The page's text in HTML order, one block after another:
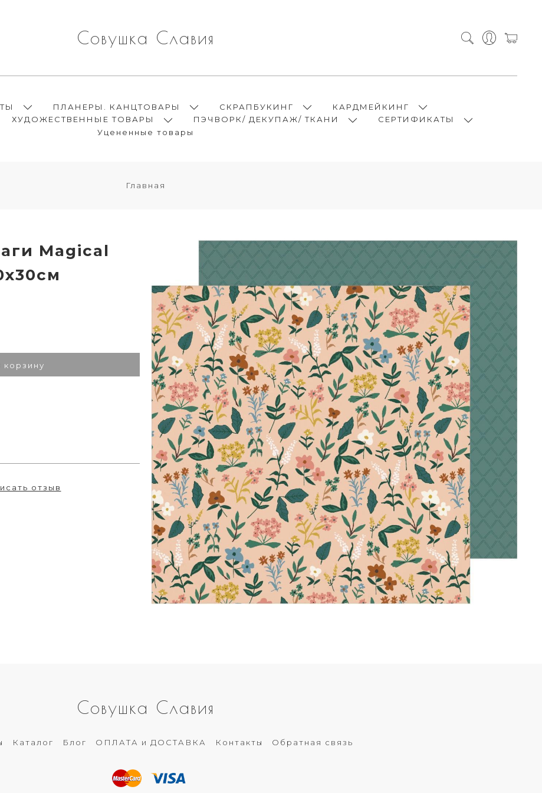
Совушка Славия
ПЛАНЕРЫ. КАНЦТОВАРЫ СКРАПБУКИНГ
КАРДМЕЙКИНГ
ХУДОЖЕСТВЕННЫЕ ТОВАРЫ ПЭЧВОРК/ ДЕКУПАЖ/ ТКАНИ
СЕРТИФИКАТЫ
Уцененные товары
Главная
Magical
корзину
отзыв
Совушка Славия
Каталог Блог ОПЛАТА и ДОСТАВКА Контакты Обратная связь